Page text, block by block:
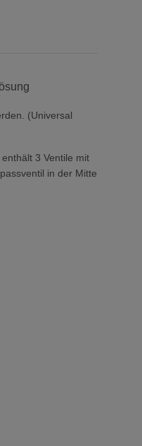
(Universal
3 Ventile mit
in der Mitte